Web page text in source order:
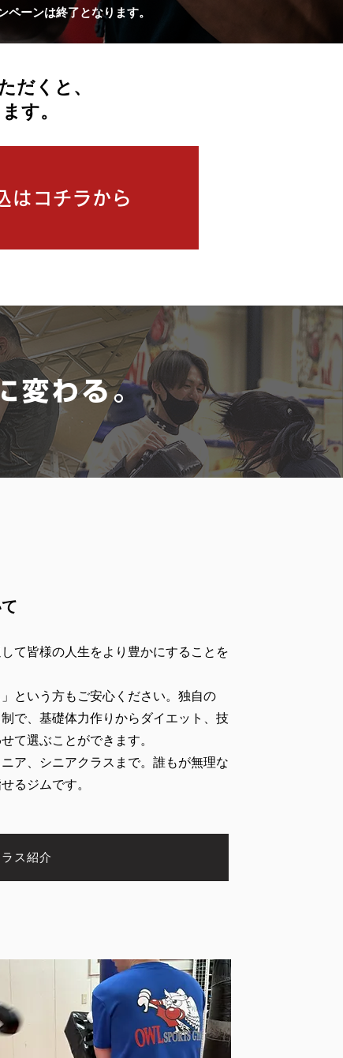
ーンは終了となります。
だくと、
す。
はコチラから
変わる。
て皆様の人生をより豊かにすることを
という方もご安心ください。独自の
で、基礎体力作りからダイエット、技
て選ぶことができます。
ア、シニアクラスまで。誰もが無理な
るジムです。
ラス紹介